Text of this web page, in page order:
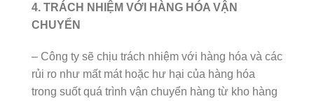
4. TRÁCH NHIỆM VỚI HÀNG HÓA VẬN
CHUYỂN
– Công ty sẽ chịu trách nhiệm với hàng hóa và các
rủi ro như mất mát hoặc hư hại của hàng hóa
trong suốt quá trình vận chuyển hàng từ kho hàng